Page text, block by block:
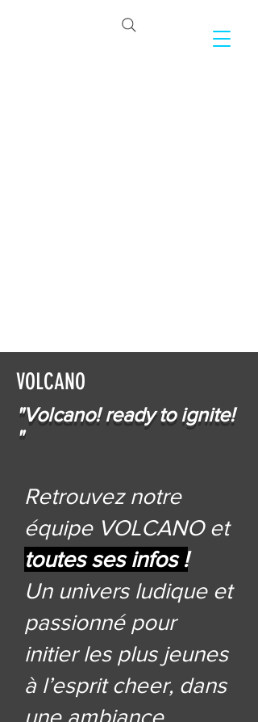
VOLCANO
"Volcano! ready to ignite!
"
Retrouvez notre
équipe VOLCANO et
toutes ses infos !
Un univers ludique et
passionné pour
initier les plus jeunes
à l’esprit cheer, dans
une ambiance